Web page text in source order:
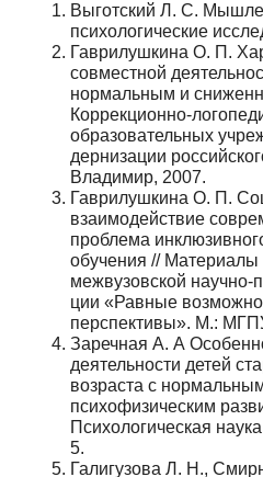
Выготский Л. С.
психологические
Гаврилушкина О. П.
совместной
нормальным и
Коррекционно-
образовательных
дернизации
Владимир, 2007.
Гаврилушкина О. П.
взаимодействие
проблема
обучения // Материалы
межвузовской научно-
ции «Равные
перспективы». М.:
Заречная А. А
деятель­ности детей
возраста с
психофизическим
Психологическая
5.
Галигузова Л. Н.,